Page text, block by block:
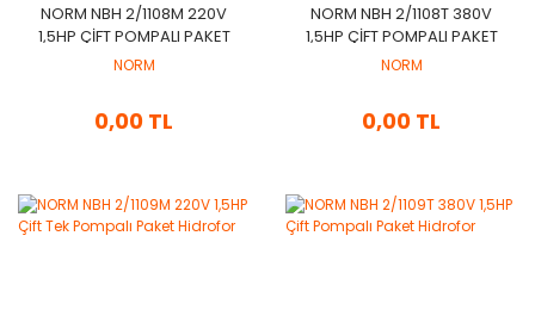
NORM NBH 2/1108M 220V
1,5HP ÇIFT POMPALI PAKET
HIDROFOR
NORM
0,00 TL
NORM NBH 2/1108T 380V
1,5HP ÇIFT POMPALI PAKET
HIDROFOR
NORM
0,00 TL